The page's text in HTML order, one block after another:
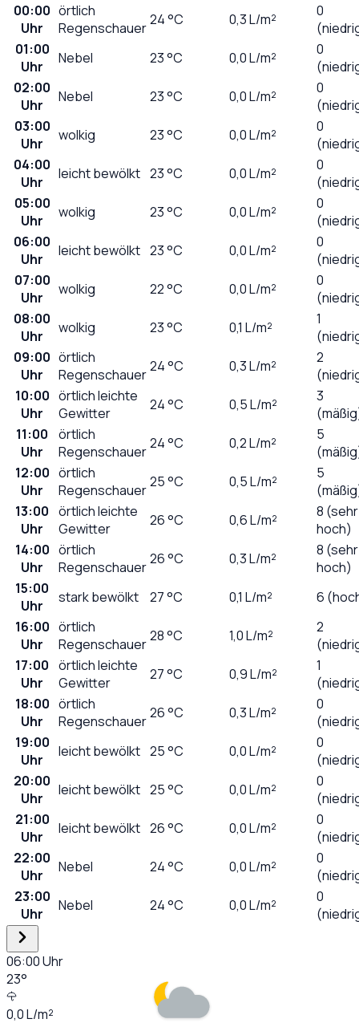
00:00
Uhr
örtlich
Regenschauer24°C 0,3L/m²
0
01:00
Uhr
Nebel 23°C 0,0L/m²
0
02:00
Uhr
Nebel 23°C 0,0L/m²
0
03:00
Uhr
wolkig 23°C 0,0L/m²
0
04:00
Uhr
leicht bewölkt 23°C 0,0L/m²
0
05:00
Uhr
wolkig 23°C 0,0L/m²
0
06:00
Uhr
leicht bewölkt 23°C 0,0L/m²
0
07:00
Uhr
wolkig 22°C 0,0L/m²
0
08:00
Uhr
wolkig 23°C 0,1 L/m²
1
09:00
Uhr
örtlich
Regenschauer24°C 0,3L/m²
2
10:00
Uhr
örtlich leichte
Gewitter
24°C 0,5L/m²
3
11:00
Uhr
örtlich
Regenschauer24°C 0,2L/m²
5
12:00
Uhr
örtlich
Regenschauer25°C 0,5L/m²
5
13:00
Uhr
örtlich leichte
Gewitter
26°C 0,6L/m²
8 (sehr
hoch)
14:00
Uhr
örtlich
Regenschauer26°C 0,3L/m²
8 (sehr
hoch)
15:00
Uhr
stark bewölkt 27°C 0,1 L/m²
6
16:00
Uhr
örtlich
Regenschauer28°C 1,0L/m²
2
17:00
Uhr
örtlich leichte
Gewitter
27°C 0,9L/m²
1
18:00
Uhr
örtlich
Regenschauer26°C 0,3L/m²
0
19:00
Uhr
leicht bewölkt 25°C 0,0L/m²
0
20:00
Uhr
leicht bewölkt 25°C 0,0L/m²
0
21:00
Uhr
leicht bewölkt 26°C 0,0L/m²
0
22:00
Uhr
Nebel 24°C 0,0L/m²
0
23:00
Uhr
Nebel 24°C 0,0L/m²
0
06:00Uhr
23°
0,0L/m²